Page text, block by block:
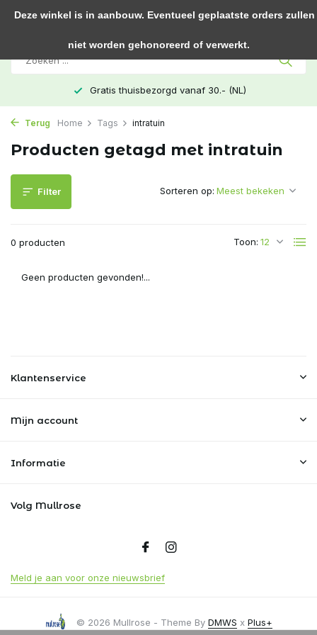
Gratis thuisbezorgd vanaf 30.- (NL)
Terug Home Tags intratuin
Producten getagd met intratuin
Filter
0 producten Toon:
Sorteren op:
Geen producten gevonden!...
Klantenservice
Mijn account
Informatie
Volg Mullrose
Meld je aan voor onze nieuwsbrief
© 2026 Mullrose - Theme By DMWS x Plus+
Deze winkel is in aanbouw. Eventueel geplaatste orders zullen
niet worden gehonoreerd of verwerkt.